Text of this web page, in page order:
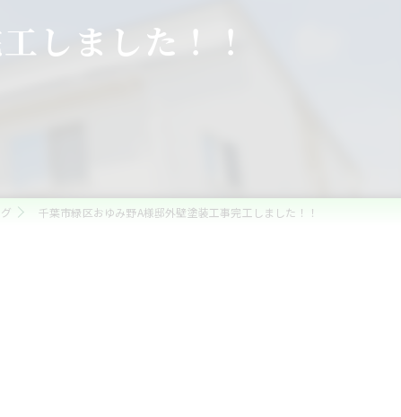
しました！！
千葉市緑区おゆみ野A様邸外壁塗装工事完工しました！！